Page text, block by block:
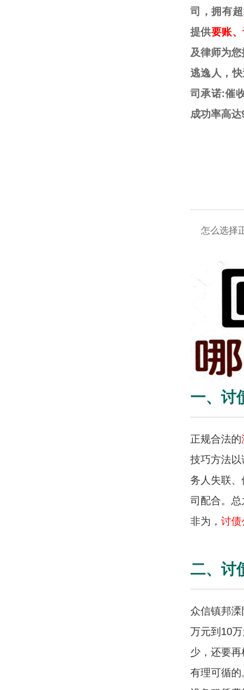
司，拥有
提供要账
及律师为
逃逸人，
司承诺:催
成功率高
怎么选择
一、讨
正规合法的
技巧方法
务人失联
司配合。总
非为， 讨债
二、讨
众信镇邦
万元到10
少，还要再
有理可循